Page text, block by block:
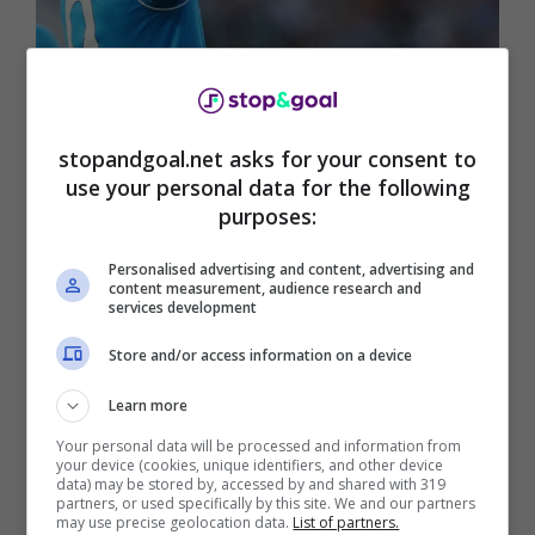
Mail De Laurentiis 500 milioni, ecco il retroscena – Ansa –
Pochi minuti fa direttamente da l’Equipe è
stopandgoal.net asks for your consent to
use your personal data for the following
purposes:
Personalised advertising and content, advertising and
content measurement, audience research and
services development
Store and/or access information on a device
Learn more
Your personal data will be processed and information from
your device (cookies, unique identifiers, and other device
data) may be stored by, accessed by and shared with 319
partners, or used specifically by this site. We and our partners
may use precise geolocation data. List of partners.